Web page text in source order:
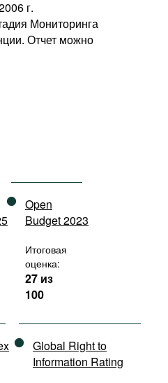
г.
Мониторинга
Отчет можно
Open
Budget 2023
Итоговая
оценка:
27 из
100
Global Right to
Information Rating